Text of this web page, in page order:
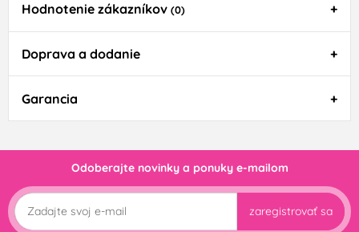
Hodnotenie zákazníkov (0)
Doprava a dodanie
Garancia
Odoberajte novinky a ponuky e-mailom
zaregistrovať sa